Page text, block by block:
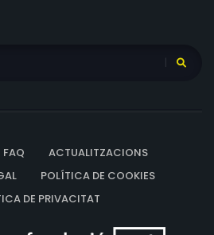
FAQ
ACTUALITZACIONS
POLÍTICA DE COOKIES
DE PRIVACITAT